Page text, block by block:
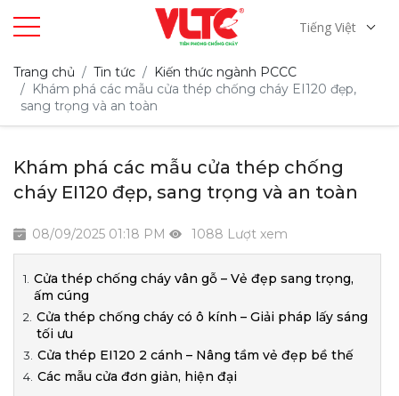
Tiếng Việt
Trang chủ Tin tức
Kiến thức ngành PCCC
Khám phá các mẫu cửa thép chống cháy EI120 đẹp,
sang trọng và an toàn
Khám phá các mẫu cửa thép chống
cháy EI120 đẹp, sang trọng và an toàn
08/09/2025 01:18 PM 1088 Lượt xem
Cửa thép chống cháy vân gỗ – Vẻ đẹp sang trọng,
ấm cúng
Cửa thép chống cháy có ô kính – Giải pháp lấy sáng
tối ưu
Cửa thép EI120 2 cánh – Nâng tầm vẻ đẹp bề thế
Các mẫu cửa đơn giản, hiện đại